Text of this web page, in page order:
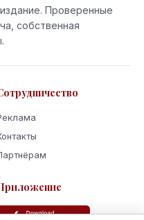
Проверенные
собственная